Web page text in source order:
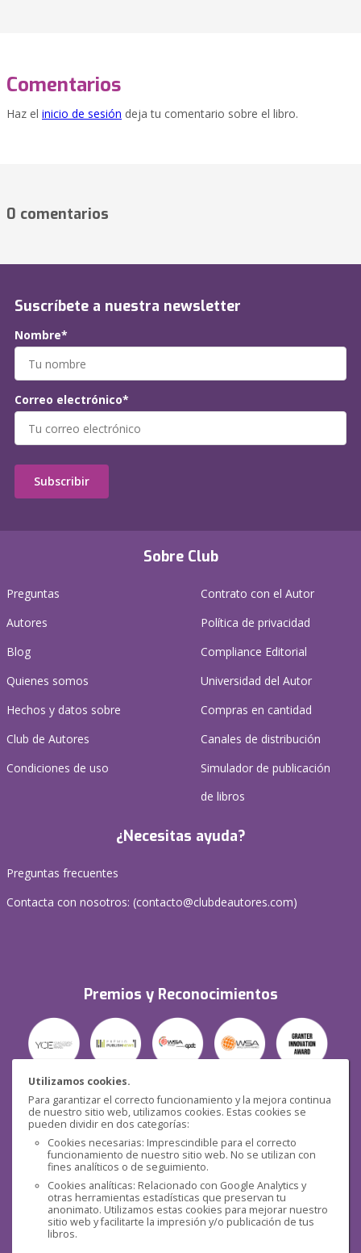
Utilizamos cookies.
Para garantizar el correcto funcionamiento y la mejora continua
de nuestro sitio web, utilizamos cookies. Estas cookies se
pueden dividir en dos categorías:
Cookies necesarias: Imprescindible para el correcto
funcionamiento de nuestro sitio web. No se utilizan con
fines analíticos o de seguimiento.
Cookies analíticas: Relacionado con Google Analytics y
otras herramientas estadísticas que preservan tu
anonimato. Utilizamos estas cookies para mejorar nuestro
sitio web y facilitarte la impresión y/o publicación de tus
libros.
Comentarios
Haz el inicio de sesión deja tu comentario sobre el libro.
0 comentarios
Sobre Club
Preguntas
Autores
Blog
Quienes somos
Hechos y datos sobre
Club de Autores
Condiciones de uso
Contrato con el Autor
Política de privacidad
Compliance Editorial
Universidad del Autor
Compras en cantidad
Canales de distribución
Simulador de publicación
de libros
¿Necesitas ayuda?
Preguntas frecuentes
Contacta con nosotros: (contacto@clubdeautores.com)
Premios y Reconocimientos
Seguridad
Redes sociales
Suscríbete a nuestra newsletter
Nombre*
Correo electrónico*
Subscribir